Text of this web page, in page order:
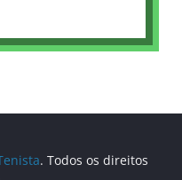
. Todos os direitos